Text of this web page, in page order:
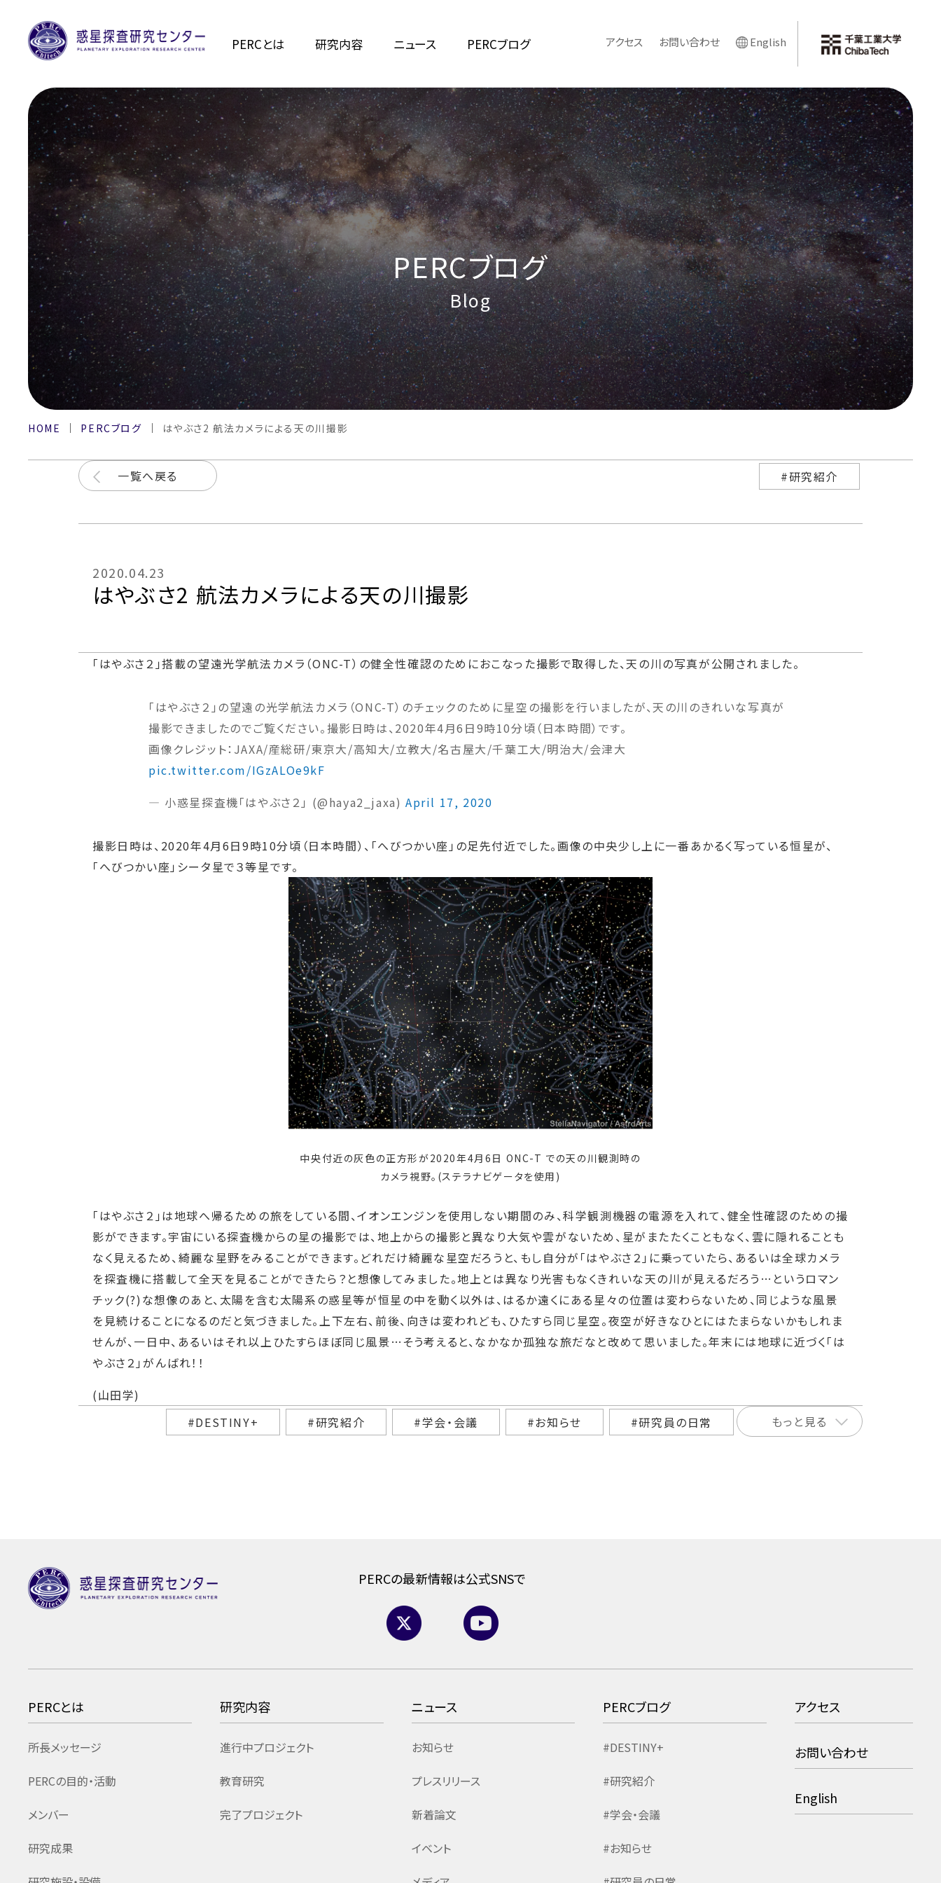
PERCとは 研究内容 ニュース PERCブログ アクセス お問い合わせ English
PERCブログ
Blog
HOME PERCブログ はやぶさ2 航法カメラによる天の川撮影
一覧へ戻る #研究紹介
2020.04.23
はやぶさ2 航法カメラによる天の川撮影
「はやぶさ２」搭載の望遠光学航法カメラ（ONC-T）の健全性確認のためにおこなった撮影で取得した、天の川の写真が公開されました。
「はやぶさ２」の望遠の光学航法カメラ（ONC-T）のチェックのために星空の撮影を行いましたが、天の川のきれいな写真が
撮影できましたのでご覧ください。撮影日時は、2020年4月6日9時10分頃（日本時間）です。
画像クレジット：JAXA/産総研/東京大/高知大/立教大/名古屋大/千葉工大/明治大/会津大
pic.twitter.com/IGzALOe9kF
— 小惑星探査機「はやぶさ２」 (@haya2_jaxa)April 17, 2020
撮影日時は、2020年4月6日9時10分頃（日本時間）、「へびつかい座」の足先付近でした。画像の中央少し上に一番あかるく写っている恒星が、
「へびつかい座」シータ星で３等星です。
中央付近の灰色の正方形が2020年4月6日 ONC-T での天の川観測時の
カメラ視野。(ステラナビゲータを使用)
「はやぶさ２」は地球へ帰るための旅をしている間、イオンエンジンを使用しない期間のみ、科学観測機器の電源を入れて、健全性確認のための撮
影ができます。宇宙にいる探査機からの星の撮影では、地上からの撮影と異なり大気や雲がないため、星がまたたくこともなく、雲に隠れることも
なく見えるため、綺麗な星野をみることができます。どれだけ綺麗な星空だろうと、もし自分が「はやぶさ２」に乗っていたら、あるいは全球カメラ
を探査機に搭載して全天を見ることができたら？と想像してみました。地上とは異なり光害もなくきれいな天の川が見えるだろう…というロマン
チック(?)な想像のあと、太陽を含む太陽系の惑星等が恒星の中を動く以外は、はるか遠くにある星々の位置は変わらないため、同じような風景
を見続けることになるのだと気づきました。上下左右、前後、向きは変われども、ひたすら同じ星空。夜空が好きなひとにはたまらないかもしれま
せんが、一日中、あるいはそれ以上ひたすらほぼ同じ風景…そう考えると、なかなか孤独な旅だなと改めて思いました。年末には地球に近づく「は
やぶさ２」がんばれ！！
(山田学)
#DESTINY+
#研究紹介 #学会・会議 #お知らせ #研究員の日常 もっと見る
PERCの最新情報は公式SNSで
PERCとは
所長メッセージ
PERCの目的・活動
メンバー
研究成果
研究内容
進行中プロジェクト
教育研究
完了プロジェクト
ニュース
お知らせ
プレスリリース
新着論文
イベント
PERCブログ
#DESTINY+
#研究紹介
#学会・会議
#お知らせ
アクセス
お問い合わせ
English